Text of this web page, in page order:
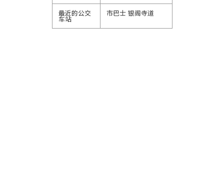
最近的公交
车站
市巴士 银阁寺道